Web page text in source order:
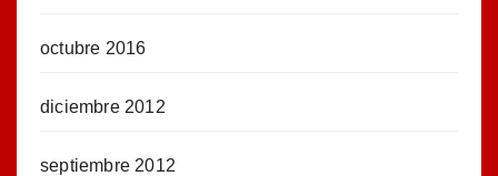
octubre 2016
diciembre 2012
septiembre 2012